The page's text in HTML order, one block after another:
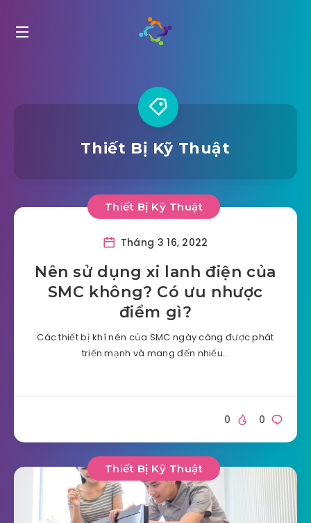
Thiết Bị Kỹ Thuật
Thiết Bị Kỹ Thuật
Tháng 3 16, 2022
Nên sử dụng xi lanh điện của
SMC không? Có ưu nhược
điểm gì?
Các thiết bị khí nén của SMC ngày càng được phát
triển mạnh và mang đến nhiều…
0
0
Thiết Bị Kỹ Thuật